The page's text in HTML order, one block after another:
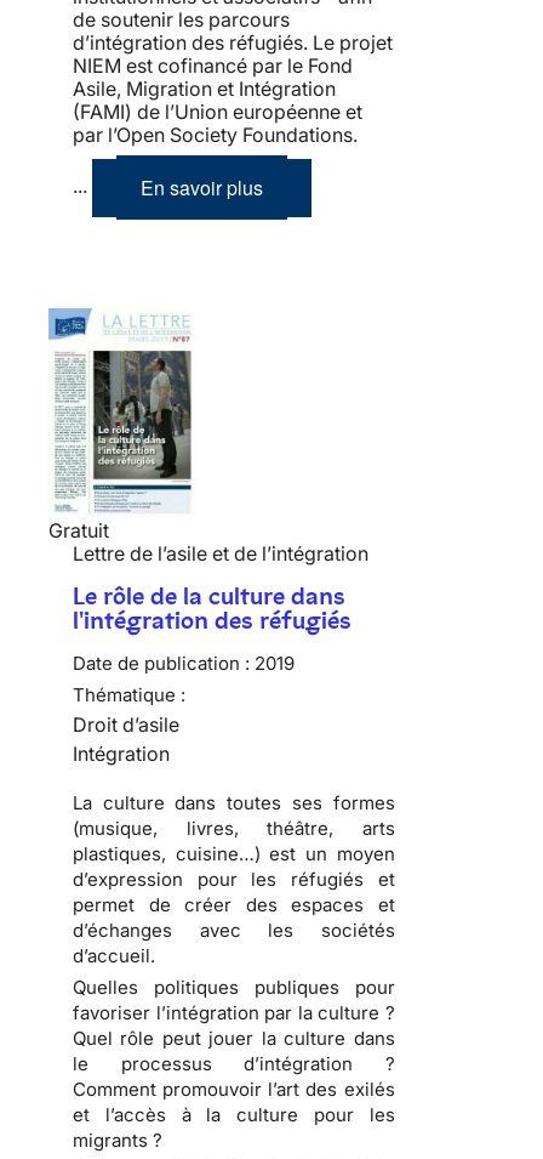
de soutenir les parcours
d’intégration des réfugiés. Le projet
NIEM est cofinancé par le Fond
Asile, Migration et Intégration
(FAMI) de l’Union européenne et
par l’Open Society Foundations.
... En savoir plus
Gratuit
Lettre de l’asile et de l’intégration
Le rôle de la culture dans
l'intégration des réfugiés
Date de publication : 2019
Thématique :
Droit d’asile
Intégration
La culture dans toutes ses formes
(musique, livres, théâtre, arts
plastiques, cuisine…) est un moyen
d’expression pour les réfugiés et
permet de créer des espaces et
d’échanges avec les sociétés
d’accueil.
Quelles politiques publiques pour
favoriser l’intégration par la culture ?
Quel rôle peut jouer la culture dans
le processus d’intégration ?
Comment promouvoir l’art des exilés
et l’accès à la culture pour les
migrants ?